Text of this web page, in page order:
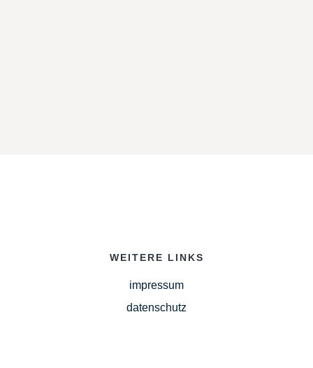
WEITERE LINKS
impressum
datenschutz